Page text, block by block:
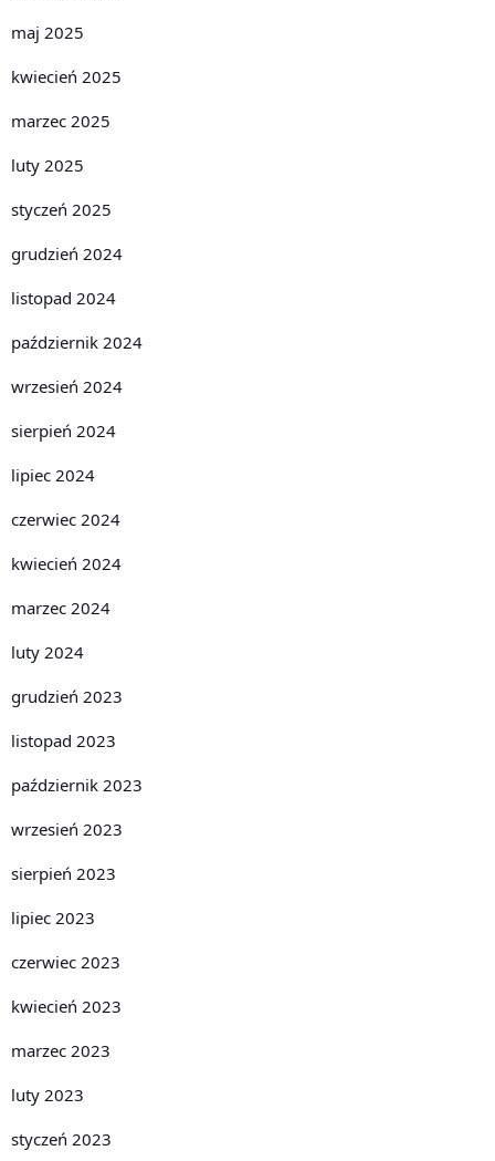
maj 2025
kwiecień 2025
marzec 2025
luty 2025
styczeń 2025
grudzień 2024
listopad 2024
październik 2024
wrzesień 2024
sierpień 2024
lipiec 2024
czerwiec 2024
kwiecień 2024
marzec 2024
luty 2024
grudzień 2023
listopad 2023
październik 2023
wrzesień 2023
sierpień 2023
lipiec 2023
czerwiec 2023
kwiecień 2023
marzec 2023
luty 2023
styczeń 2023